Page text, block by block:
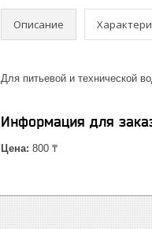
Описание
Для питьевой и технической
Информация для
Цена: 800 ₸